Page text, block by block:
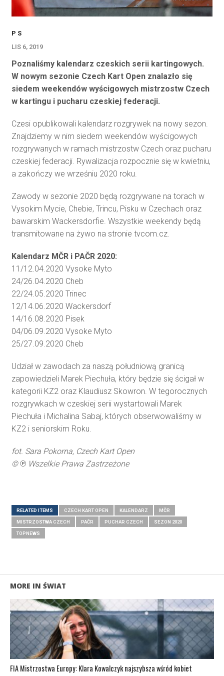
P S
LIS 6, 2019
Poznaliśmy kalendarz czeskich serii kartingowych.
W nowym sezonie Czech Kart Open znalazło się
siedem weekendów wyścigowych mistrzostw Czech
w kartingu i pucharu czeskiej federacji.
Czesi opublikowali kalendarz rozgrywek na nowy sezon.
Znajdziemy w nim siedem weekendów wyścigowych
rozgrywanych w ramach mistrzostw Czech oraz pucharu
czeskiej federacji. Rywalizacja rozpocznie się w kwietniu,
a zakończy we wrześniu 2020 roku.
Zawody w sezonie 2020 będą rozgrywane na torach w
Vysokim Mycie, Chebie, Trincu, Pisku w Czechach oraz
bawarskim Wackersdorfie. Wszystkie weekendy będą
transmitowane na żywo na stronie tvcom.cz.
Kalendarz MČR i PAČR 2020:
11/12.04.2020 Vysoke Myto
24/26.04.2020 Cheb
22/24.05.2020 Trinec
12/14.06.2020 Wackersdorf
14/16.08.2020 Pisek
04/06.09.2020 Vysoke Myto
25/27.09.2020 Cheb
Udział w zawodach za naszą południową granicą
zapowiedzieli Marek Piechuła, który będzie się ścigał w
kategorii KZ2 oraz Klaudiusz Skowron. W tegorocznych
rozgrywkach w czeskiej serii wystartowali Marek
Piechuła i Michalina Sabaj, których obserwowaliśmy w
KZ2 i seniorskim Roku.
fot. Sara Pokorna, Czech Kart Open
© ℗ Wszelkie Prawa Zastrzeżone
RELATED ITEMS CZECH KART OPEN KALENDARZ MČR
MISTRZOSTWA CZECH PAČR PUCHAR CZECH SEZON 2020
TOPNEWS
MORE IN ŚWIAT
FIA Mistrzostwa Europy: Klara Kowalczyk najszybsza wśród kobiet